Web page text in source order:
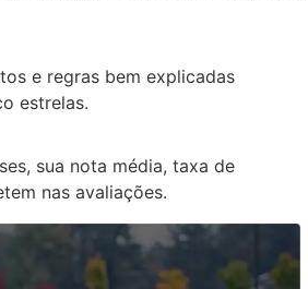
e regras bem explicadas
estrelas.
sua nota média, taxa de
nas avaliações.